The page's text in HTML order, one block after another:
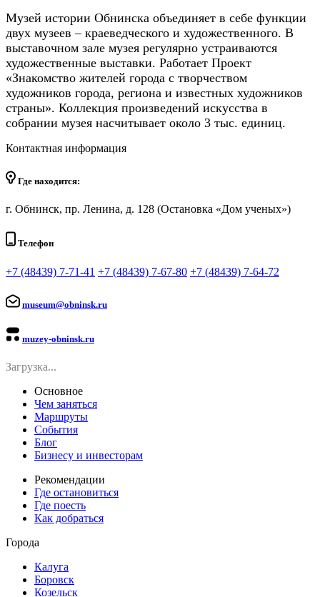
Музей истории Обнинска объединяет в себе функции
двух музеев – краеведческого и художественного. В
выставочном зале музея регулярно устраиваются
художественные выставки. Работает Проект
«Знакомство жителей города с творчеством
художников города, региона и известных художников
страны». Коллекция произведений искусства в
собрании музея насчитывает около 3 тыс. единиц.
Контактная информация
Где находится:
г. Обнинск, пр. Ленина, д. 128 (Остановка «Дом ученых»)
Телефон
+7 (48439) 7-71-41 +7 (48439) 7-67-80 +7 (48439) 7-64-72
museum@obninsk.ru
muzey-obninsk.ru
Загрузка...
Основное
Чем заняться
Маршруты
События
Блог
Бизнесу и инвесторам
Рекомендации
Где остановиться
Где поесть
Как добраться
Города
Калуга
Боровск
Козельск